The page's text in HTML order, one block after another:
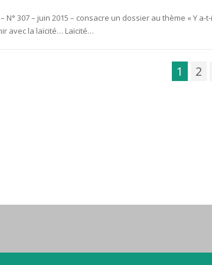
307 – juin 2015 – consacre un dossier au thème « Y a-
avec la laïcité… Laïcité…
1 2